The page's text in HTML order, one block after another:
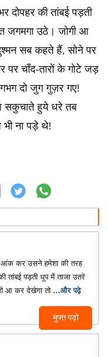
दोपहर की तांबई पड़ती
जगमगा उठे। जोगी आ
सब कहते हैं, सोने पर
पर चाँद-तारों के गोटे जड़
दो जुग गुज़र गए!
सकुचाते हुये धरे तब
भी ना पड़े थे!
मुफ्त पढ़ो
आंक कर उसने हमेशा की तरह
तांबई पड़ती धूप में ताजा उतरे
आ कर देखेगा तो ...और पढ़े